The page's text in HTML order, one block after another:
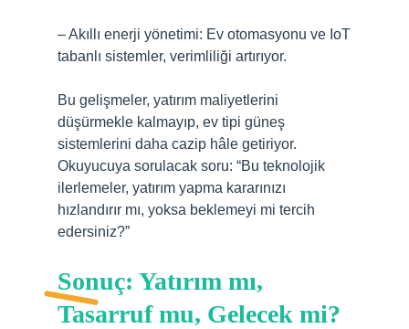
– Akıllı enerji yönetimi: Ev otomasyonu ve IoT
tabanlı sistemler, verimliliği artırıyor.
Bu gelişmeler, yatırım maliyetlerini
düşürmekle kalmayıp, ev tipi güneş
sistemlerini daha cazip hâle getiriyor.
Okuyucuya sorulacak soru: “Bu teknolojik
ilerlemeler, yatırım yapma kararınızı
hızlandırır mı, yoksa beklemeyi mi tercih
edersiniz?”
Sonuç: Yatırım mı,
Tasarruf mu, Gelecek mi?